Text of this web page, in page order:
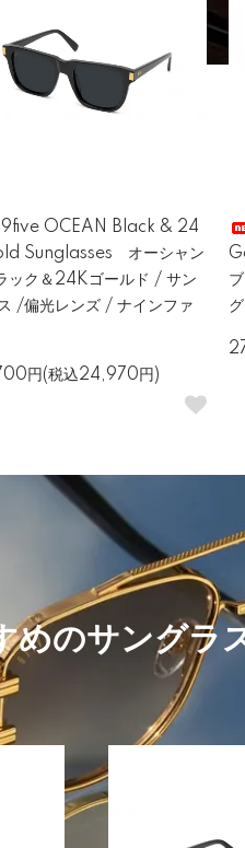
9five OCEAN Black & 24
Sunglasses オーシャン
ック＆24Kゴールド / サン
/偏光レンズ / ナインファ
円(税込24,970円)
めのサングラ